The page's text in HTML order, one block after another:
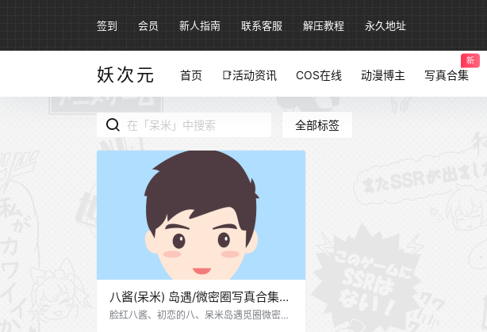
签到 会员 新人指南 联系客服 解压教程 永久地址
妖次元 首页 📑活动资讯 COS在线 动漫博主 写真合集
新
全部标签
八酱(呆米) 岛遇/微密圈写真合集下
载[45套][持续更新]
脸红八酱、初恋的八、呆米岛遇觅圈微密圈